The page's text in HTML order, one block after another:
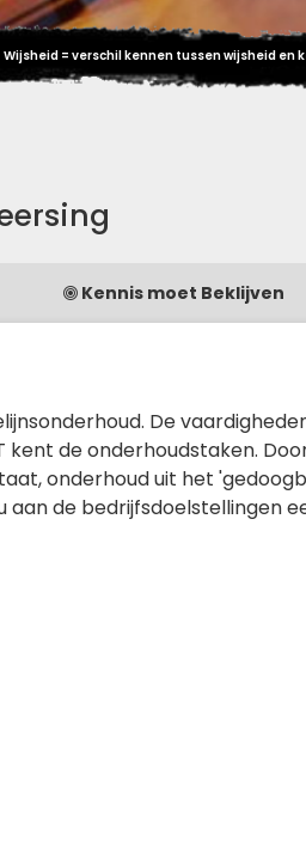
Wijsheid = verschil kennen tussen wijsheid en
Kennis moet Beklijven
De
kent de onderhoudstaken.
onderhoud uit het
de bedrijfsdoelstellingen